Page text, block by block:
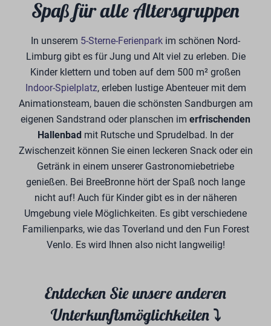
Spaß für alle Altersgruppen
In unserem 5-Sterne-Ferienpark im schönen Nord-
Limburg gibt es für Jung und Alt viel zu erleben. Die
Kinder klettern und toben auf dem 500 m² großen
Indoor-Spielplatz, erleben lustige Abenteuer mit dem
Animationsteam, bauen die schönsten Sandburgen am
eigenen Sandstrand oder planschen im erfrischenden
Hallenbad mit Rutsche und Sprudelbad. In der
Zwischenzeit können Sie einen leckeren Snack oder ein
Getränk in einem unserer Gastronomiebetriebe
genießen. Bei BreeBronne hört der Spaß noch lange
nicht auf! Auch für Kinder gibt es in der näheren
Umgebung viele Möglichkeiten. Es gibt verschiedene
Familienparks, wie das Toverland und den Fun Forest
Venlo. Es wird Ihnen also nicht langweilig!
Entdecken Sie unsere anderen
Unterkunftsmöglichkeiten ⤵